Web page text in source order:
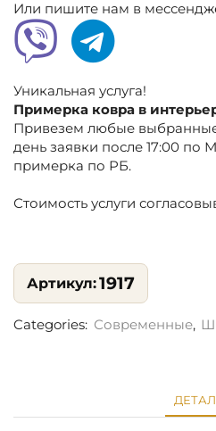
Или пишите нам в
Уникальная услуга!
Примерка ковра в
Привезем любые
день заявки после 17:00 по
примерка по РБ.
Стоимость услуги
1917
Categories: Современные,